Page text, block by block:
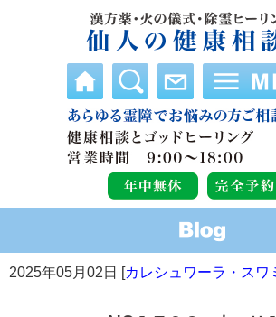
2025年05月02日 [カレシュワーラ・スワ